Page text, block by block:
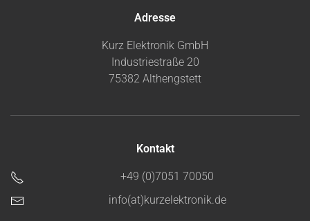
Adresse
Kurz Elektronik GmbH
Industriestraße 20
75382 Althengstett
Kontakt
+49 (0)7051 70050
info(at)kurzelektronik.de